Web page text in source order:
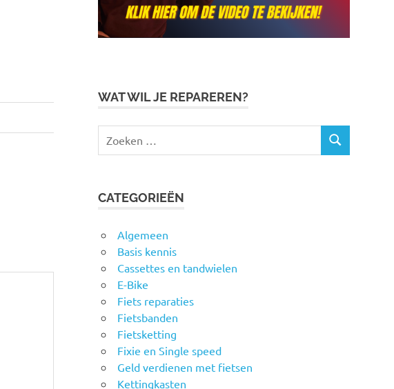
WAT WIL JE REPAREREN?
naar:
ZOEKEN
CATEGORIEËN
Algemeen
Basis kennis
Cassettes en tandwielen
E-Bike
Fiets reparaties
Fietsbanden
Fietsketting
Fixie en Single speed
Geld verdienen met fietsen
Kettingkasten